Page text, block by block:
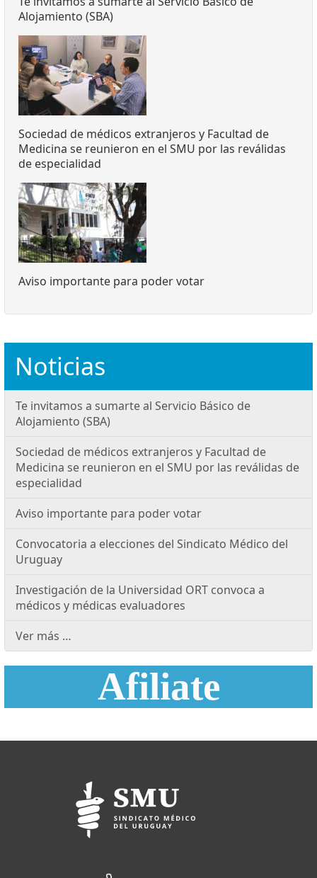
Alojamiento (SBA)
Sociedad de médicos extranjeros y Facultad de
Medicina se reunieron en el SMU por las reválidas
de especialidad
Aviso importante para poder votar
Noticias
Te invitamos a sumarte al Servicio Básico de
Alojamiento (SBA)
Sociedad de médicos extranjeros y Facultad de
Medicina se reunieron en el SMU por las reválidas de
especialidad
Aviso importante para poder votar
Convocatoria a elecciones del Sindicato Médico del
Uruguay
Investigación de la Universidad ORT convoca a
médicos y médicas evaluadores
Ver más …
Afiliate